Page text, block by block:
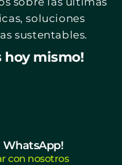
soluciones
sustentables.
hoy mismo!
WhatsApp!
con nosotros